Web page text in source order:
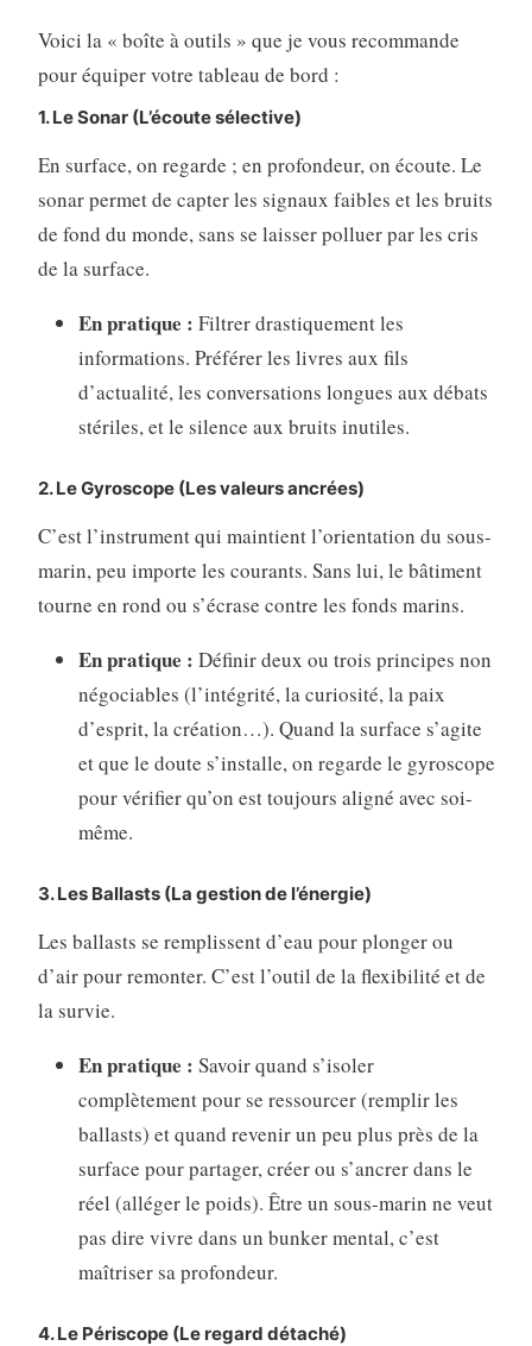
Voici la « boîte à outils » que je vous recommande
pour équiper votre tableau de bord :
1. Le Sonar (L’écoute sélective)
En surface, on regarde ; en profondeur, on écoute. Le
sonar permet de capter les signaux faibles et les bruits
de fond du monde, sans se laisser polluer par les cris
de la surface.
En pratique : Filtrer drastiquement les
informations. Préférer les livres aux fils
d’actualité, les conversations longues aux débats
stériles, et le silence aux bruits inutiles.
2. Le Gyroscope (Les valeurs ancrées)
C’est l’instrument qui maintient l’orientation du sous-
marin, peu importe les courants. Sans lui, le bâtiment
tourne en rond ou s’écrase contre les fonds marins.
En pratique : Définir deux ou trois principes non
négociables (l’intégrité, la curiosité, la paix
d’esprit, la création…). Quand la surface s’agite
et que le doute s’installe, on regarde le gyroscope
pour vérifier qu’on est toujours aligné avec soi-
même.
3. Les Ballasts (La gestion de l’énergie)
Les ballasts se remplissent d’eau pour plonger ou
d’air pour remonter. C’est l’outil de la flexibilité et de
la survie.
En pratique : Savoir quand s’isoler
complètement pour se ressourcer (remplir les
ballasts) et quand revenir un peu plus près de la
surface pour partager, créer ou s’ancrer dans le
réel (alléger le poids). Être un sous-marin ne veut
pas dire vivre dans un bunker mental, c’est
maîtriser sa profondeur.
4. Le Périscope (Le regard détaché)